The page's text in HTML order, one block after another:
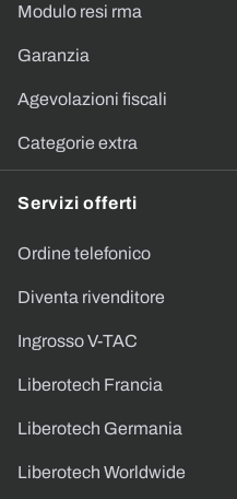
Modulo resi rma
Garanzia
Agevolazioni fiscali
Categorie extra
Servizi offerti
Ordine telefonico
Diventa rivenditore
Ingrosso V-TAC
Liberotech Francia
Liberotech Germania
Liberotech Worldwide